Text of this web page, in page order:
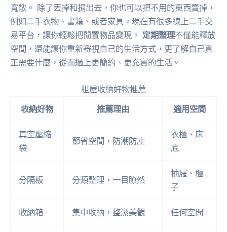
寬敞。 除了丟掉和捐出去，你也可以把不用的東西賣掉，
例如二手衣物、書籍、或者家具。現在有很多線上二手交
易平台，讓你輕鬆把閒置物品變現。 定期整理不僅能釋放
空間，還能讓你重新審視自己的生活方式，更了解自己真
正需要什麼，從而過上更簡約、更充實的生活。
租屋收納好物推薦
收納好物
推薦理由 適用空間
真空壓縮
袋
節省空間，防潮防塵
衣櫃、床
底
分隔板 分類整理，一目瞭然
抽屜、櫃
子
收納箱 集中收納，整潔美觀 任何空間